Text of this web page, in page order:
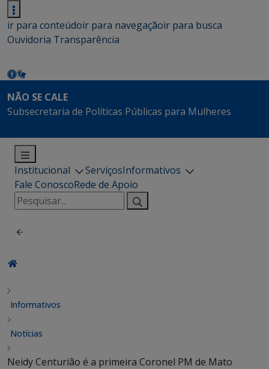
ir para conteúdoir para navegaçãoir para busca
Ouvidoria Transparência
NÃO SE CALE
Subsecretaria de Políticas Públicas para Mulheres
Institucional ServiçosInformativos
Fale ConoscoRede de Apoio
Pesquisar
por:
Informativos
Notícias
Neidy Centurião é a primeira Coronel PM de Mato